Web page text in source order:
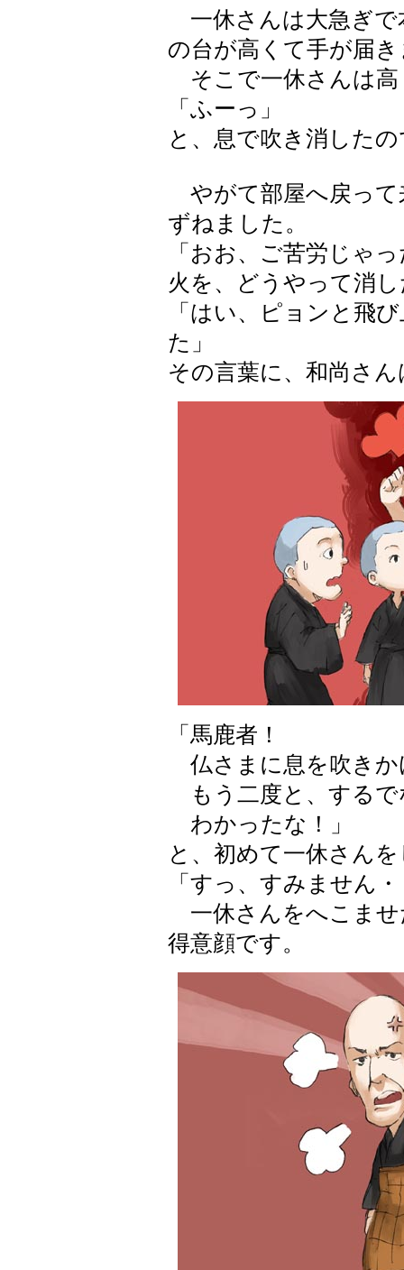
一休さんは大急ぎで
の台が高くて手が届
そこで一休さんは高
「ふーっ」
と、息で吹き消した
やがて部屋へ戻って
ずねました。
「おお、ご苦労じゃ
火を、どうやって消
「はい、ピョンと飛
た」
その言葉に、和尚さ
「馬鹿者！
仏さまに息を吹きか
もう二度と、するで
わかったな！」
と、初めて一休さん
「すっ、すみません
一休さんをへこませ
得意顔です。